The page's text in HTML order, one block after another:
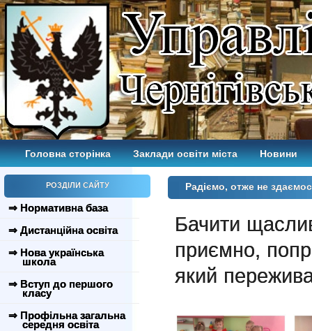
Головна сторінка Заклади освіти міста Новини
РОЗДІЛИ САЙТУ
⇒ Нормативна база
⇒ Дистанційна освіта
⇒ Нова українська
школа
⇒ Вступ до першого
класу
⇒ Профільна загальна
середня освіта
Радіємо, отже не
Бачити
приємно,
який